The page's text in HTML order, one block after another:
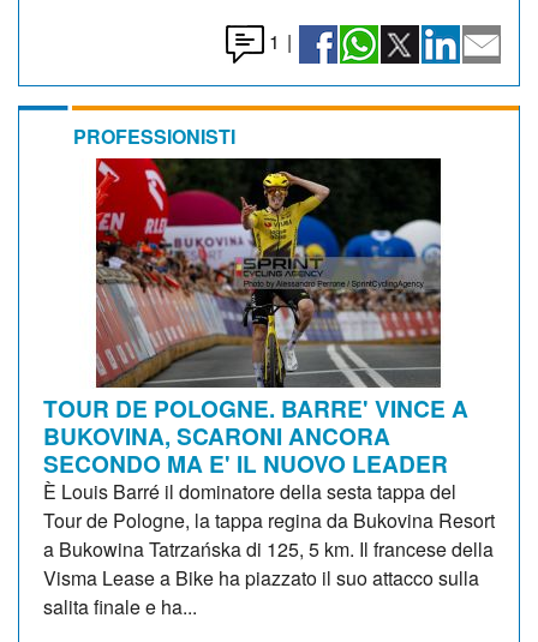
1 |
PROFESSIONISTI
TOUR DE POLOGNE. BARRE' VINCE A
BUKOVINA, SCARONI ANCORA
SECONDO MA E' IL NUOVO LEADER
È Louis Barré il dominatore della sesta tappa del
Tour de Pologne, la tappa regina da Bukovina Resort
a Bukowina Tatrzańska di 125, 5 km. Il francese della
Visma Lease a Bike ha piazzato il suo attacco sulla
salita finale e ha...